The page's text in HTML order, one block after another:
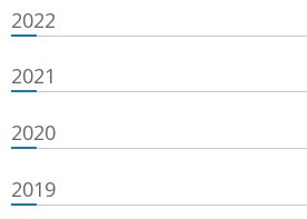
2022
2021
2020
2019